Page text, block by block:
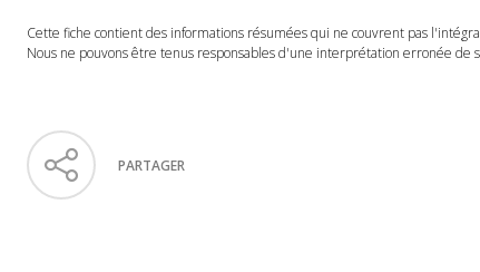
Cette fiche contient des informations résumées qui ne couvrent pas
Nous ne pouvons être tenus responsables d'une interprétation erronée de
PARTAGER